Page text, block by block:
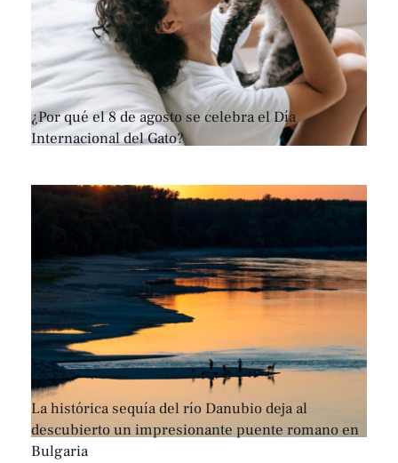
¿Por qué el 8 de agosto se celebra el Día
Internacional del Gato?
La histórica sequía del río Danubio deja al
descubierto un impresionante puente romano en
Bulgaria